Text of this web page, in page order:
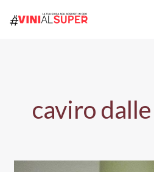
caviro